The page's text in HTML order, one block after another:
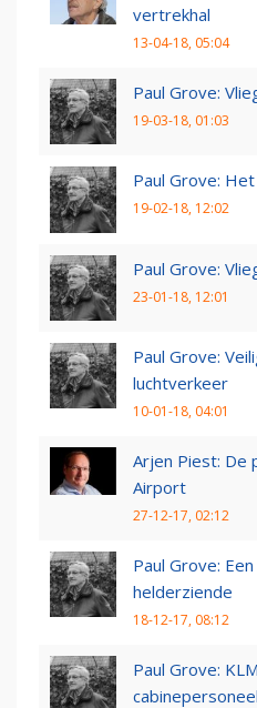
vertrekhal
13-04-18, 05:04
Paul Grove:
19-03-18, 01:03
Paul Grove:
19-02-18, 12:02
Paul Grove:
23-01-18, 12:01
Paul Grove:
luchtverkeer
10-01-18, 04:01
Arjen Piest: De
Airport
27-12-17, 02:12
Paul Grove:
helderziende
18-12-17, 08:12
Paul Grove:
cabinepersoneel